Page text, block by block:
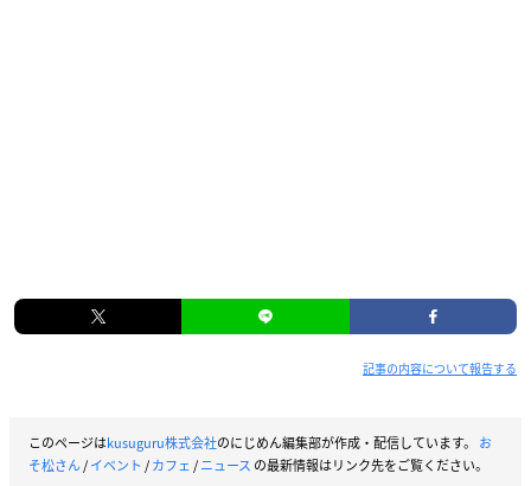
記事の内容について報告する
このページはkusuguru株式会社のにじめん編集部が作成・配信しています。 お
そ松さん/イベント /カフェ/ニュース の最新情報はリンク先をご覧ください。